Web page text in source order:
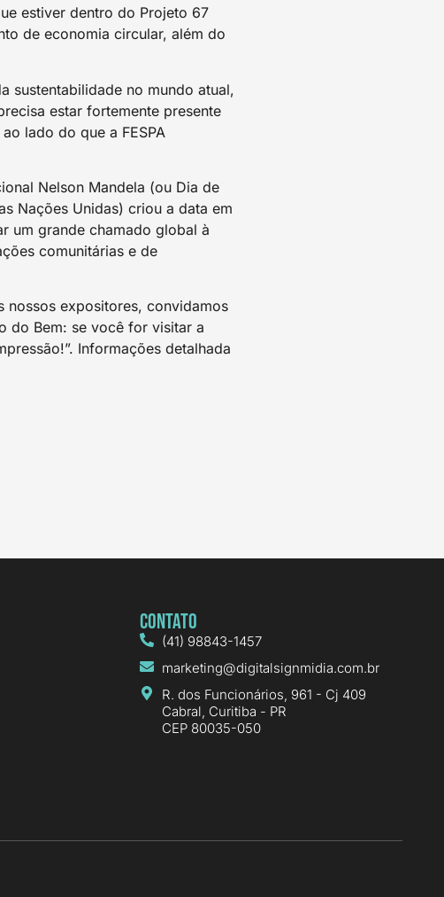
estiver dentro do Projeto 67
de economia circular, além do
sustentabilidade no mundo atual,
estar fortemente presente
lado do que a FESPA
Nelson Mandela (ou Dia de
Nações Unidas) criou a data em
um grande chamado global à
comunitárias e de
nossos expositores, convidamos
do Bem: se você for visitar a
Informações detalhada
Contato
(41) 98843-1457
marketing@digitalsignmidia.com.br
R. dos Funcionários, 961 - Cj 409
Cabral, Curitiba - PR
CEP 80035-050